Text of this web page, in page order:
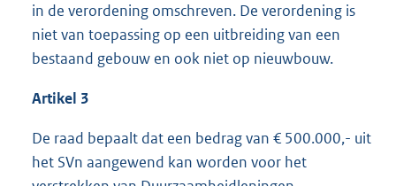
in de verordening omschreven. De verordening is
niet van toepassing op een uitbreiding van een
bestaand gebouw en ook niet op nieuwbouw.
Artikel 3
De raad bepaalt dat een bedrag van € 500.000,- uit
het SVn aangewend kan worden voor het